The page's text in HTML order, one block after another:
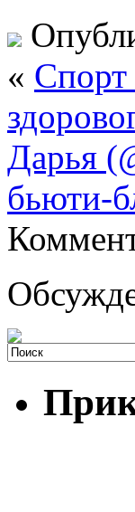
« Спорт
Дарья
бьюти-